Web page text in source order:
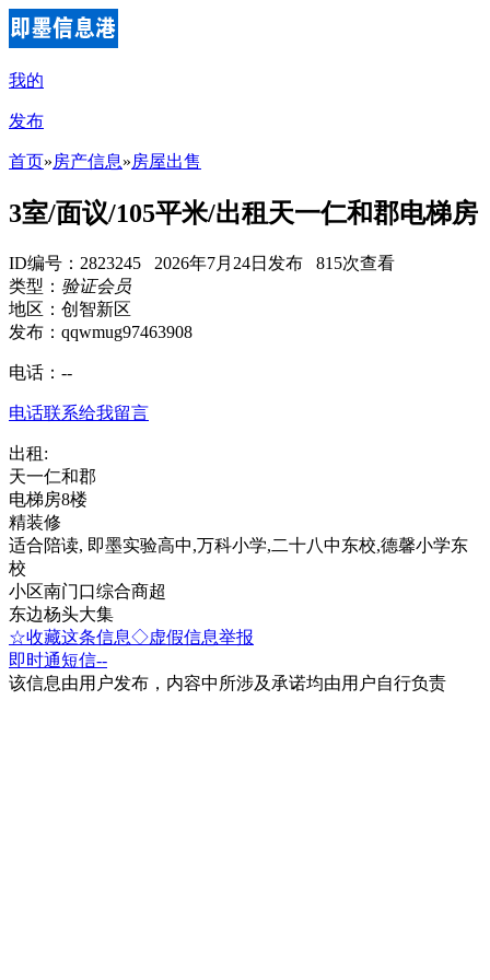
我的
发布
首页»房产信息»房屋出售
3室/面议/105平米/出租天一仁和郡电梯房
ID编号：2823245 2026年7月24日发布 815次查看
类型： 验证会员
地区：创智新区
发布：qqwmug97463908
电话： --
电话联系给我留言
出租:
天一仁和郡
电梯房8楼
精装修
适合陪读, 即墨实验高中,万科小学,二十八中东校,德馨小学东
校
小区南门口综合商超
东边杨头大集
☆收藏这条信息◇虚假信息举报
即时通短信--
该信息由用户发布，内容中所涉及承诺均由用户自行负责